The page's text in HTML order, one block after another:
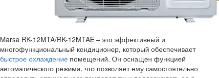
Marsa RK-12MTA/RK-12MTAE – это эффективный и
многофункциональный кондиционер, который обеспечивает
быстрое охлаждение помещений. Он оснащен функцией
автоматического режима, что позволяет ему самостоятельно